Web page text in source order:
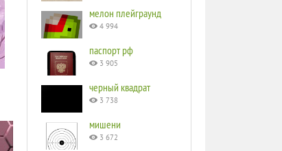
мелон плейграунд
4 994
паспорт рф
3 905
черный квадрат
3 738
мишени
3 672